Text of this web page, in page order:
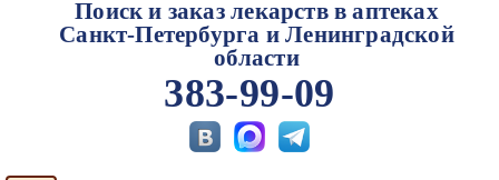
Поиск и заказ лекарств в аптеках
Санкт-Петербурга и Ленинградской
области
383-99-09